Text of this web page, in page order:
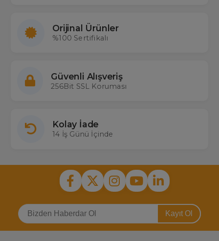
Orijinal Ürünler
%100 Sertifikalı
Güvenli Alışveriş
256Bit SSL Koruması
Kolay İade
14 İş Günü İçinde
Kayıt Ol